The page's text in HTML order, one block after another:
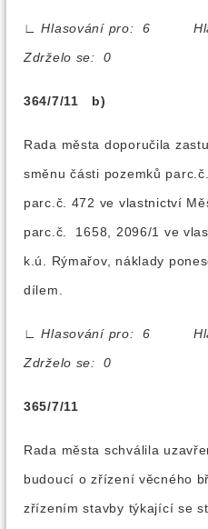
∟
Hlasování pro: 6
Zdrželo se: 0
364/7/11 b)
Rada města doporučila
směnu části pozemků
parc.č. 472 ve vlastnictví
parc.č. 1658, 2096/1 ve
k.ú. Rýmařov, náklady
dílem.
∟
Hlasování pro: 6
Zdrželo se: 0
365/7/11
Rada města schválila
budoucí o zřízení věcného
zřízením stavby týkající se